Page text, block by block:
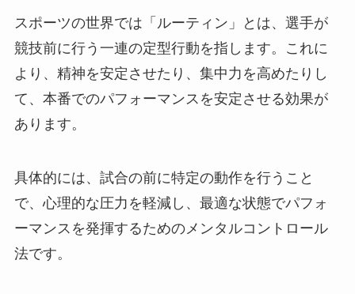
スポーツの世界では「ルーティン」とは、選手が
競技前に行う一連の定型行動を指します。これに
より、精神を安定させたり、集中力を高めたりし
て、本番でのパフォーマンスを安定させる効果が
あります。
具体的には、試合の前に特定の動作を行うこと
で、心理的な圧力を軽減し、最適な状態でパフォ
ーマンスを発揮するためのメンタルコントロール
法です。